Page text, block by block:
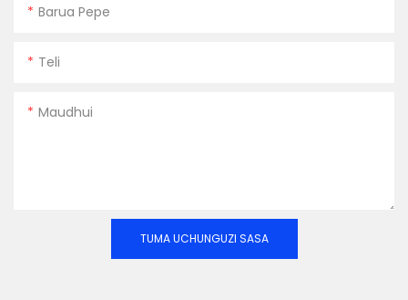
Barua Pepe
Teli
Maudhui
TUMA UCHUNGUZI SASA